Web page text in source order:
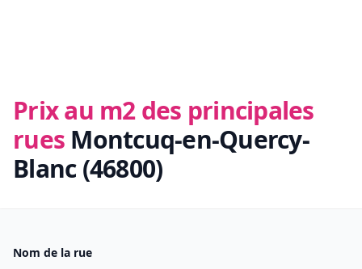
Prix au m2 des principales
rues Montcuq-en-Quercy-
Blanc (46800)
Nom de la rue